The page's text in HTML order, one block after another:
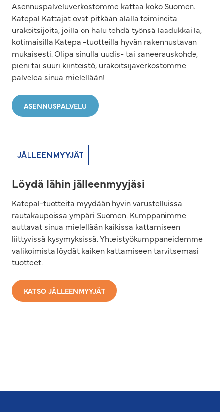
Asennuspalveluverkostomme kattaa koko Suomen.
Katepal Kattajat ovat pitkään alalla toimineita
urakoitsijoita, joilla on halu tehdä työnsä laadukkailla,
kotimaisilla Katepal-tuotteilla hyvän rakennustavan
mukaisesti. Olipa sinulla uudis- tai saneerauskohde,
pieni tai suuri kiinteistö, urakoitsijaverkostomme
palvelea sinua mielellään!
ASENNUSPALVELU
JÄLLEENMYYJÄT
Löydä lähin jälleenmyyjäsi
Katepal-tuotteita myydään hyvin varustelluissa
rautakaupoissa ympäri Suomen. Kumppanimme
auttavat sinua mielellään kaikissa kattamiseen
liittyvissä kysymyksissä. Yhteistyökumppaneidemme
valikoimista löydät kaiken kattamiseen tarvitsemasi
tuotteet.
KATSO JÄLLEENMYYJÄT